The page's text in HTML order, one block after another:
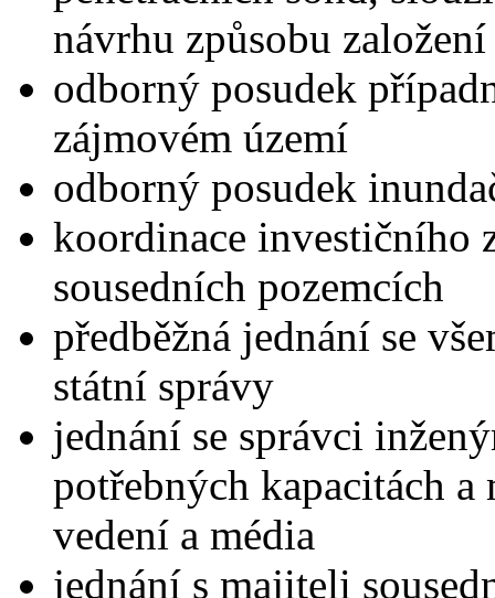
návrhu způsobu
odborný posudek
zájmovém území
odborný posudek
koordinace investičního
sousedních pozemcích
předběžná jednání se
státní správy
jednání se správci
potřebných kapacitách
vedení a média
jednání s majiteli